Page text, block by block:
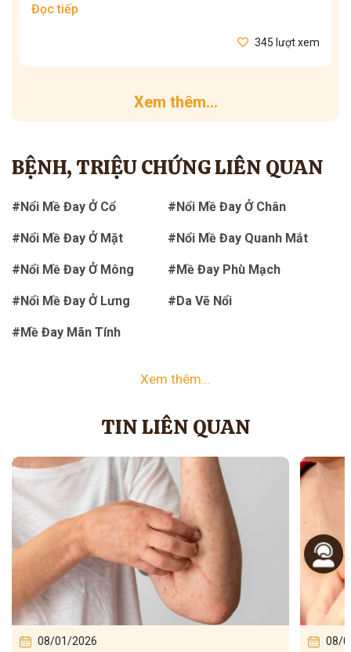
Đọc tiếp
345 lượt xem
Xem thêm...
BỆNH, TRIỆU CHỨNG LIÊN QUAN
#Nổi Mề Đay Ở Cổ #Nổi Mề Đay Ở Chân
#Nổi Mề Đay Ở Mặt #Nổi Mề Đay Quanh Mắt
#Nổi Mề Đay Ở Mông #Mề Đay Phù Mạch
#Nổi Mề Đay Ở Lưng #Da Vẽ Nổi
#Mề Đay Mãn Tính
Xem thêm...
TIN LIÊN QUAN
08/01/2026 08/